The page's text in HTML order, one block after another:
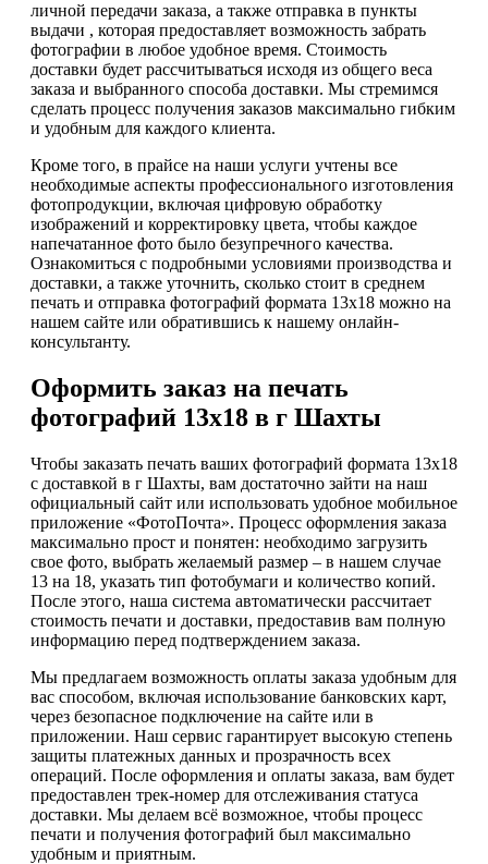
личной передачи заказа, а также отправка в пункты
выдачи , которая предоставляет возможность забрать
фотографии в любое удобное время. Стоимость
доставки будет рассчитываться исходя из общего веса
заказа и выбранного способа доставки. Мы стремимся
сделать процесс получения заказов максимально гибким
и удобным для каждого клиента.
Кроме того, в прайсе на наши услуги учтены все
необходимые аспекты профессионального изготовления
фотопродукции, включая цифровую обработку
изображений и корректировку цвета, чтобы каждое
напечатанное фото было безупречного качества.
Ознакомиться с подробными условиями производства и
доставки, а также уточнить, сколько стоит в среднем
печать и отправка фотографий формата 13х18 можно на
нашем сайте или обратившись к нашему онлайн-
консультанту.
Оформить заказ на печать
фотографий 13х18 в г Шахты
Чтобы заказать печать ваших фотографий формата 13х18
с доставкой в г Шахты, вам достаточно зайти на наш
официальный сайт или использовать удобное мобильное
приложение «ФотоПочта». Процесс оформления заказа
максимально прост и понятен: необходимо загрузить
свое фото, выбрать желаемый размер – в нашем случае
13 на 18, указать тип фотобумаги и количество копий.
После этого, наша система автоматически рассчитает
стоимость печати и доставки, предоставив вам полную
информацию перед подтверждением заказа.
Мы предлагаем возможность оплаты заказа удобным для
вас способом, включая использование банковских карт,
через безопасное подключение на сайте или в
приложении. Наш сервис гарантирует высокую степень
защиты платежных данных и прозрачность всех
операций. После оформления и оплаты заказа, вам будет
предоставлен трек-номер для отслеживания статуса
доставки. Мы делаем всё возможное, чтобы процесс
печати и получения фотографий был максимально
удобным и приятным.